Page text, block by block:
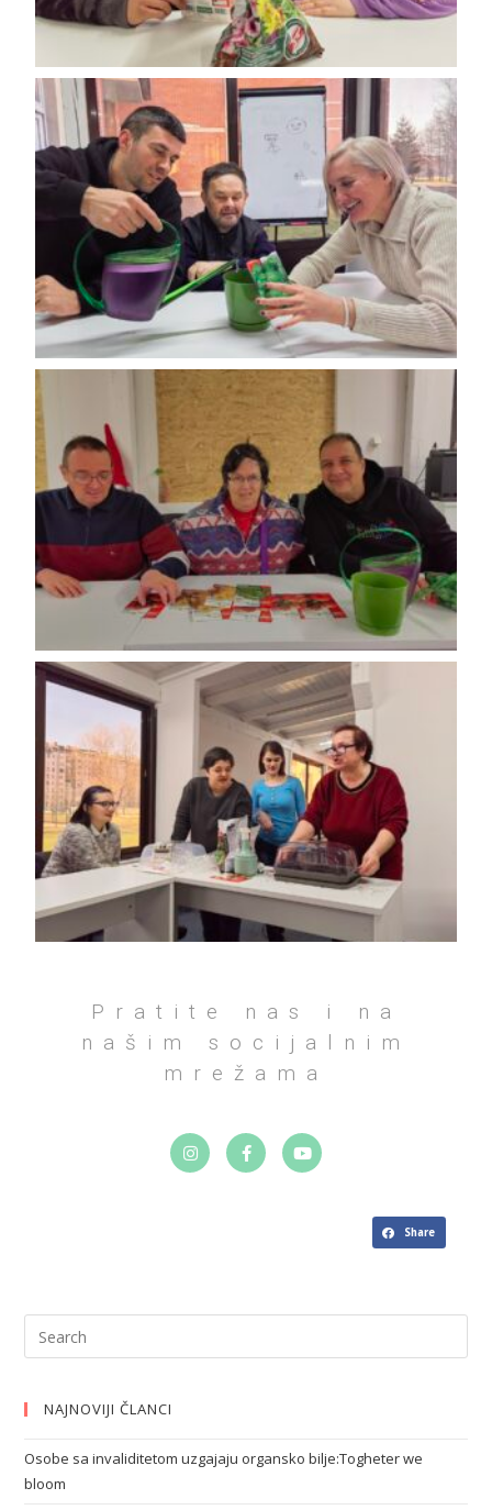
Pratite nas i na
našim socijalnim
mrežama
Share
NAJNOVIJI ČLANCI
Osobe sa invaliditetom uzgajaju organsko bilje:Togheter we
bloom